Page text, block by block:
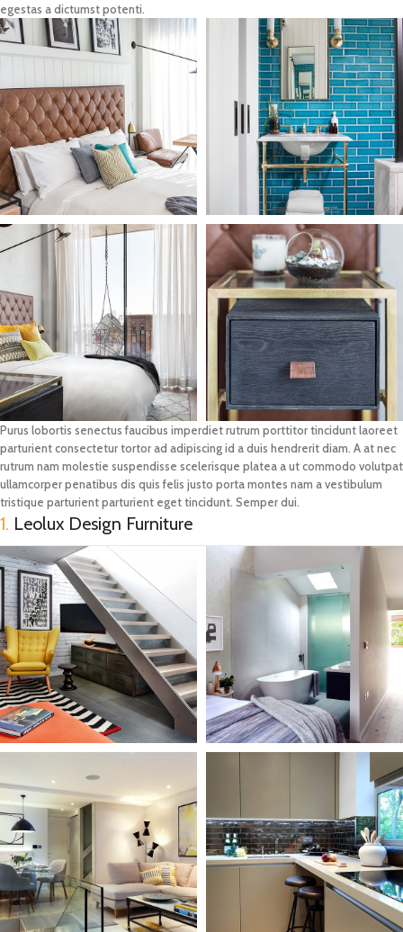
egestas a dictumst potenti.
Purus lobortis senectus faucibus imperdiet rutrum porttitor tincidunt laoreet
parturient consectetur tortor ad adipiscing id a duis hendrerit diam. A at nec
rutrum nam molestie suspendisse scelerisque platea a ut commodo volutpat
ullamcorper penatibus dis quis felis justo porta montes nam a vestibulum
tristique parturient parturient eget tincidunt. Semper dui.
1. Leolux Design Furniture